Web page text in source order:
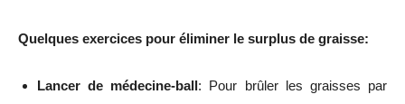
Quelques exercices pour éliminer le surplus de graisse:
Lancer de médecine-ball: Pour brûler les graisses par